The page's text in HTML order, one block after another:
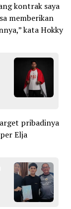
kontrak saya
memberikan
kata Hokky
pribadinya
Elja